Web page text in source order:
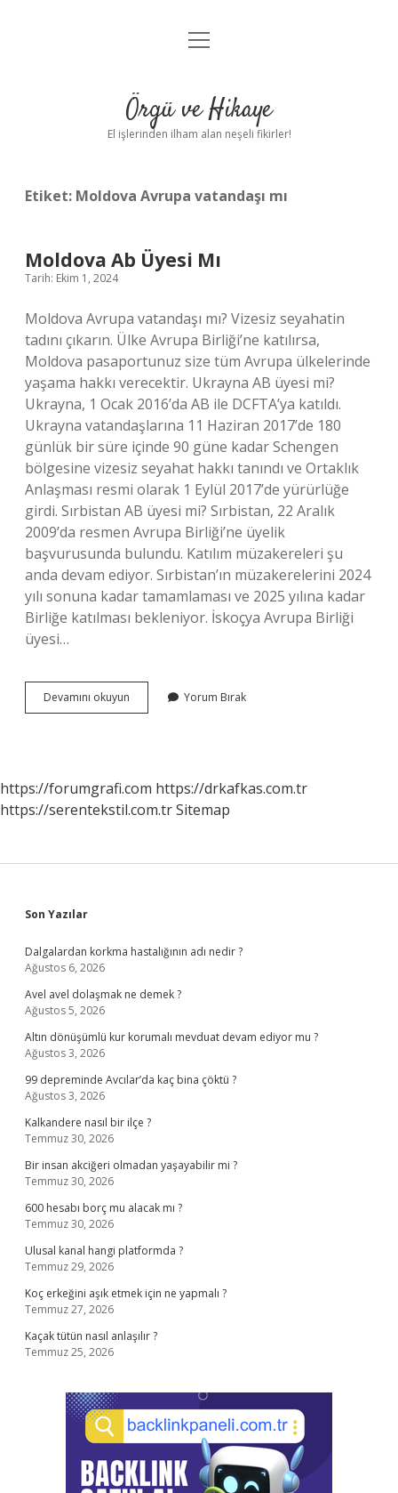
Anasayfa
Yasal Uyarı
menüyü
Örgü ve Hikaye
El işlerinden ilham alan neşeli fikirler!
Etiket: Moldova Avrupa vatandaşı mı
Moldova Ab Üyesi Mı
Tarih: Ekim 1, 2024
Moldova Avrupa vatandaşı mı? Vizesiz seyahatin
tadını çıkarın. Ülke Avrupa Birliği’ne katılırsa,
Moldova pasaportunuz size tüm Avrupa ülkelerinde
yaşama hakkı verecektir. Ukrayna AB üyesi mi?
Ukrayna, 1 Ocak 2016’da AB ile DCFTA’ya katıldı.
Ukrayna vatandaşlarına 11 Haziran 2017’de 180
günlük bir süre içinde 90 güne kadar Schengen
bölgesine vizesiz seyahat hakkı tanındı ve Ortaklık
Anlaşması resmi olarak 1 Eylül 2017’de yürürlüğe
girdi. Sırbistan AB üyesi mi? Sırbistan, 22 Aralık
2009’da resmen Avrupa Birliği’ne üyelik
başvurusunda bulundu. Katılım müzakereleri şu
anda devam ediyor. Sırbistan’ın müzakerelerini 2024
yılı sonuna kadar tamamlaması ve 2025 yılına kadar
Birliğe katılması bekleniyor. İskoçya Avrupa Birliği
üyesi…
Devamını okuyun Moldova
Ab
Yorum Bırak
https://forumgrafi.com https://drkafkas.com.tr
https://serentekstil.com.trSitemap
Sidebar
Son Yazılar
Dalgalardan korkma hastalığının adı nedir ?
Ağustos 6, 2026
Avel avel dolaşmak ne demek ?
Ağustos 5, 2026
Altın dönüşümlü kur korumalı mevduat devam ediyor mu ?
Ağustos 3, 2026
99 depreminde Avcılar’da kaç bina çöktü ?
Ağustos 3, 2026
Kalkandere nasıl bir ilçe ?
Temmuz 30, 2026
Bir insan akciğeri olmadan yaşayabilir mi ?
Temmuz 30, 2026
600 hesabı borç mu alacak mı ?
Temmuz 30, 2026
Ulusal kanal hangi platformda ?
Temmuz 29, 2026
Koç erkeğini aşık etmek için ne yapmalı ?
Temmuz 27, 2026
Kaçak tütün nasıl anlaşılır ?
Temmuz 25, 2026